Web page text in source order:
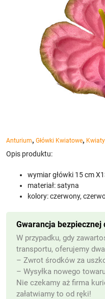
Anturium, Główki Kwiatowe,
Opis produktu:
wymiar główki 15 cm
materiał: satyna
kolory: czerwony,
Gwarancja bezpiecznej
W przypadku, gdy
transportu, oferujemy
– Zwrot środków za
– Wysyłka nowego
Nie czekamy aż firma
załatwiamy to od ręki!